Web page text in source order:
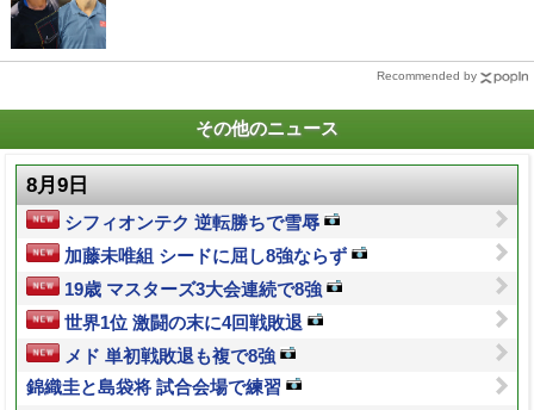
Recommended by
その他のニュース
8月9日
シフィオンテク 逆転勝ちで雪辱
加藤未唯組 シードに屈し8強ならず
19歳 マスターズ3大会連続で8強
世界1位 激闘の末に4回戦敗退
メド 単初戦敗退も複で8強
錦織圭と島袋将 試合会場で練習